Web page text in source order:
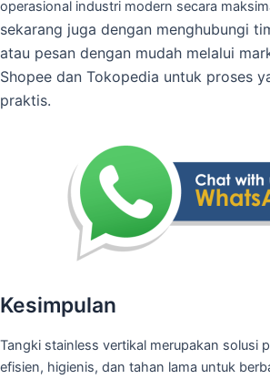
operasional industri modern secara
sekarang juga dengan menghubungi
atau pesan dengan mudah melalui
Shopee dan Tokopedia untuk proses
praktis.
Kesimpulan
Tangki stainless vertikal merupakan solusi
efisien, higienis, dan tahan lama untuk